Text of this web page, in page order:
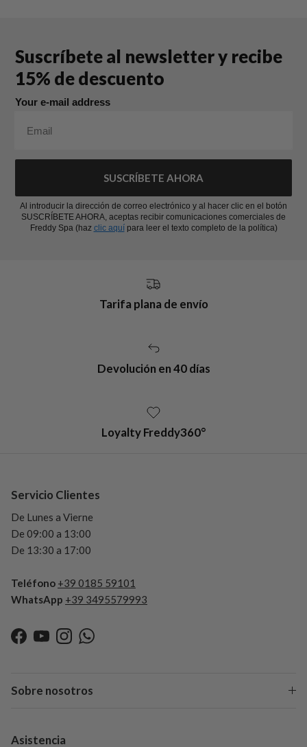
Suscríbete al newsletter y recibe
15% de descuento
Your e-mail address
SUSCRÍBETE AHORA
Al introducir la dirección de correo electrónico y al hacer clic en el botón
SUSCRÍBETE AHORA, aceptas recibir comunicaciones comerciales de
Freddy Spa (haz clic aquí para leer el texto completo de la política)
Tarifa plana de envío
Devolución en 40 días
Loyalty Freddy360°
Servicio Clientes
De Lunes a Vierne
De 09:00 a 13:00
De 13:30 a 17:00
Teléfono +39 0185 59101
WhatsApp +39 3495579993
Facebook
YouTubeInstagramWhatsApp
Sobre nosotros
Asistencia